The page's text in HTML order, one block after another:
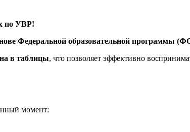
по УВР!
Федеральной образовательной программы
в таблицы, что позволяет эффективно
момент: